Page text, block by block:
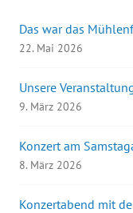
Das war das
22. Mai 2026
Unsere
9. März 2026
Konzert am
8. März 2026
Konzertabend mit